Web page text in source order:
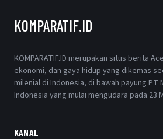
KOMPARATIF.ID
KOMPARATIF.ID merupakan situs berita
ekonomi, dan gaya hidup yang dikemas
milenial di Indonesia, di bawah payung PT
Indonesia yang mulai mengudara pada 23
KANAL